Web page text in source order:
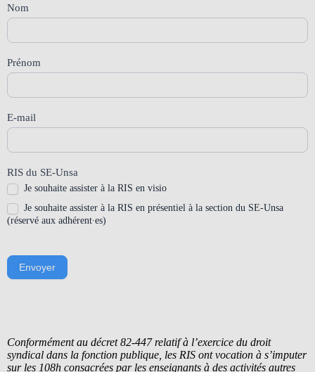
Form_RIS_SE40
Nom
Prénom
E-mail
RIS du SE-Unsa
Je souhaite assister à la RIS en visio
Je souhaite assister à la RIS en présentiel à la section du SE-Unsa
(réservé aux adhérent∙es)
Envoyer
Conformément au décret 82-447 relatif à l’exercice du droit
syndical dans la fonction publique, les RIS ont vocation à s’imputer
sur les 108h consacrées par les enseignants à des activités autres